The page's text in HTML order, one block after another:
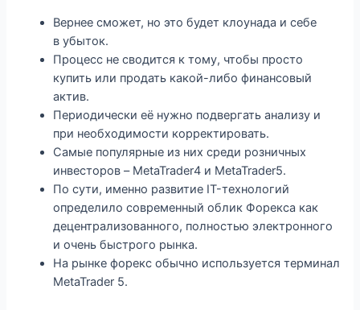
Вернее сможет, но это будет клоунада и себе
в убыток.
Процесс не сводится к тому, чтобы просто
купить или продать какой-либо финансовый
актив.
Периодически её нужно подвергать анализу и
при необходимости корректировать.
Самые популярные из них среди розничных
инвесторов – MetaTrader4 и MetaTrader5.
По сути, именно развитие IT-технологий
определило современный облик Форекса как
децентрализованного, полностью электронного
и очень быстрого рынка.
На рынке форекс обычно используется терминал
MetaTrader 5.